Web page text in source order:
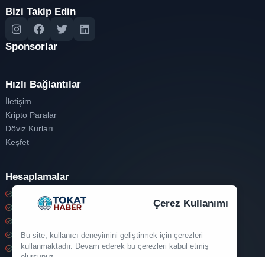
Bizi Takip Edin
Sponsorlar
Hızlı Bağlantılar
İletişim
Kripto Paralar
Döviz Kurları
Keşfet
Hesaplamalar
Döviz Hesaplama
KDV Hesaplama
İndirim Hesaplama
Zam Hesaplama
Çerez Kullanımı
Bu site, kullanıcı deneyimini geliştirmek için çerezleri
kullanmaktadır. Devam ederek bu çerezleri kabul etmiş